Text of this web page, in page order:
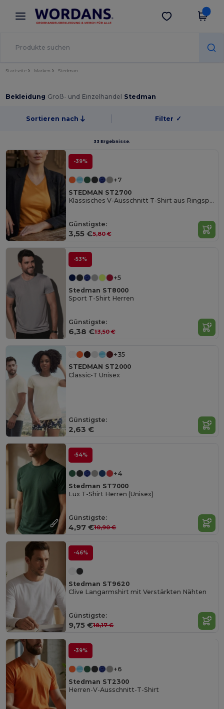
× Wordans App
Bessere Preise in der App!
App holen
Startseite Marken Stedman
Bekleidung Groß- und Einzelhandel Stedman
Sortieren nach Filter ✓
33 Ergebnisse.
-39%
+7
STEDMAN ST2700
Klassisches V-Ausschnitt T-Shirt aus Ringspun-Baumwolle
Günstigste:
3,55 €5,80 €
-53%
+5
Stedman ST8000
Sport T-Shirt Herren
Günstigste:
6,38 €13,50 €
+35
STEDMAN ST2000
Classic-T Unisex
Günstigste:
2,63 €
-54%
+4
Stedman ST7000
Lux T-Shirt Herren (Unisex)
Günstigste:
4,97 €10,90 €
-46%
Stedman ST9620
Clive Langarmshirt mit Verstärkten Nähten
Günstigste:
9,75 €18,17 €
-39%
+6
Stedman ST2300
Herren-V-Ausschnitt-T-Shirt